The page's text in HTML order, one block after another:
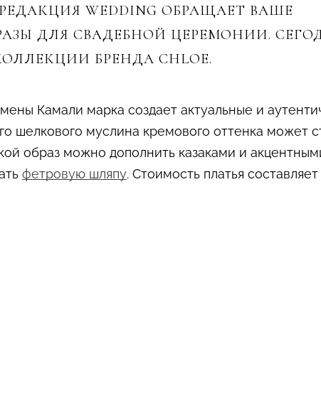
WEDDING ОБРАЩАЕТ ВАШЕ
ДЛЯ СВАДЕБНОЙ ЦЕРЕМОНИИ.
БРЕНДА CHLOE.
Камали марка создает актуальные и
шелкового муслина кремового оттенка может
образ можно дополнить казаками и
фетровую шляпу. Стоимость платья